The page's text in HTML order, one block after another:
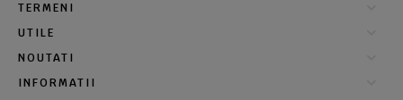
TERMENI
UTILE
NOUTATI
INFORMATII